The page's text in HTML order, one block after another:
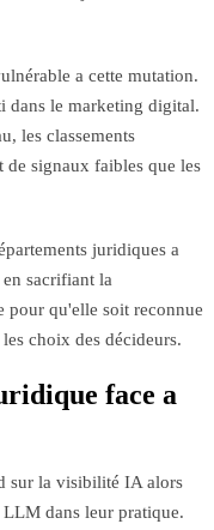
a cette mutation.
dans le marketing digital.
les classements
signaux faibles que les
juridiques a
sacrifiant la
pour qu'elle soit reconnue
choix des décideurs.
face a
sur la visibilité IA alors
dans leur pratique.